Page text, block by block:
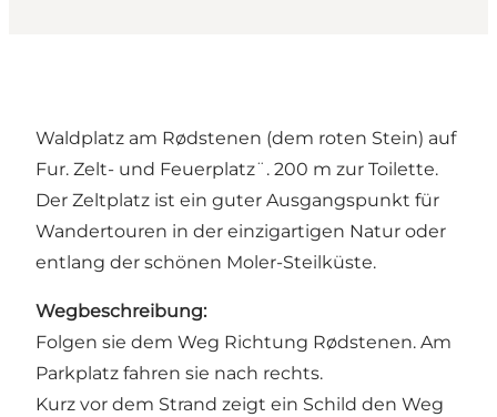
Waldplatz am Rødstenen (dem roten Stein) auf
Fur. Zelt- und Feuerplatz¨. 200 m zur Toilette.
Der Zeltplatz ist ein guter Ausgangspunkt für
Wandertouren in der einzigartigen Natur oder
entlang der schönen Moler-Steilküste.
Wegbeschreibung:
Folgen sie dem Weg Richtung Rødstenen. Am
Parkplatz fahren sie nach rechts.
Kurz vor dem Strand zeigt ein Schild den Weg